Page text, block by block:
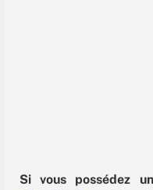
Si vous possédez